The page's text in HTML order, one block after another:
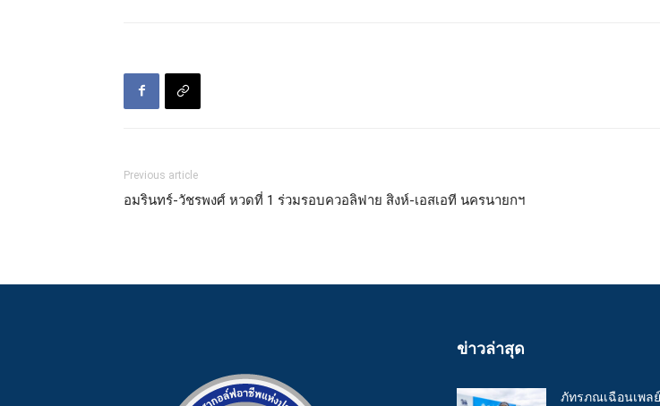
Previous article
อมรินทร์-วัชรพงศ์ หวดที่ 1 ร่วมรอบควอลิฟาย สิงห์-เอสเอที นครนายกฯ
ข่าวล่าสุด
ภัทรภณเฉือนเพล